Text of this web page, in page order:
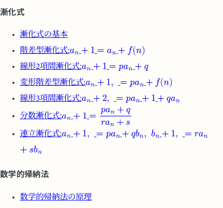
漸化式
漸化式の基本
階差型漸化式:
線形2項間漸化式:
変形階差型漸化式:
線形3項間漸化式:
分数漸化式:
連立漸化式:
数学的帰納法
数学的帰納法の原理